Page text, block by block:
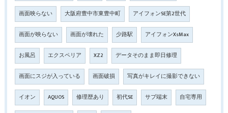
画面映らない 大阪府豊中市東豊中町 アイフォンSE第2世代
画面が映らない 画面が壊れた 少路駅 アイフォンXsMax
お風呂 エクスペリア XZ2 データそのまま即日修理
画面にスジが入っている 画面破損 写真がキレイに撮影できない
イオン AQUOS 修理歴あり 初代SE サブ端末 自宅専用